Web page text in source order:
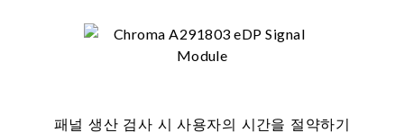
패널 생산 검사 시 사용자의 시간을 절약하기